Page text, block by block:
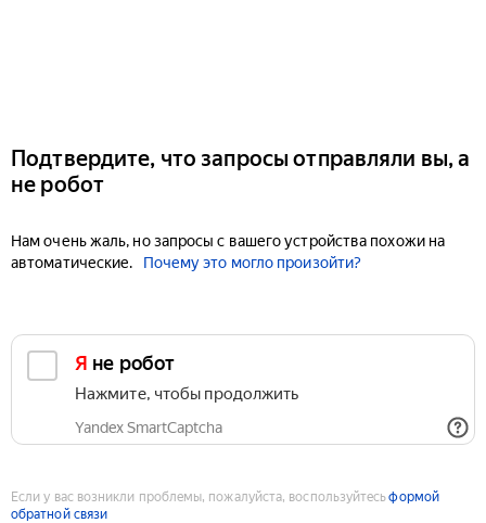
Подтвердите, что запросы отправляли вы, а
не робот
Нам очень жаль, но запросы с вашего устройства похожи на
автоматические.
Почему это могло произойти?
Я не робот
Нажмите, чтобы продолжить
Yandex SmartCaptcha
Если у вас возникли проблемы, пожалуйста, воспользуйтесьформой
обратной связи